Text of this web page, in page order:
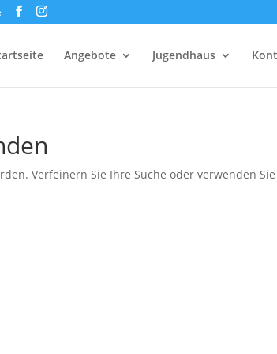
Angebote Jugendhaus
Verfeinern Sie Ihre Suche oder verwenden